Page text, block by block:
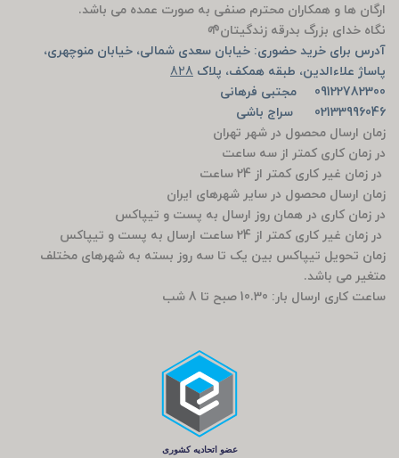
ارگان ها و همکاران محترم صنفی به صورت عمده می باشد.
نگاه خدای بزرگ بدرقه زندگیتان🌱
آدرس برای خرید حضوری: خیابان سعدی شمالی، خیابان منوچهری،
پاساژ علاءالدین، طبقه همکف، پلاک 828
09122782300 مجتبی فرهانی
02133996046 سراج باشی
زمان ارسال محصول در شهر تهران
در زمان کاری کمتر از سه ساعت
در زمان غیر کاری کمتر از 24 ساعت
زمان ارسال محصول در سایر شهرهای ایران
در زمان کاری در همان روز ارسال به پست و تیپاکس
در زمان غیر کاری کمتر از 24 ساعت ارسال به پست و تیپاکس
زمان تحویل تیپاکس بین یک تا سه روز بسته به شهرهای مختلف
متغیر می باشد.
ساعت کاری ارسال بار: 10.30 صبح تا 8 شب